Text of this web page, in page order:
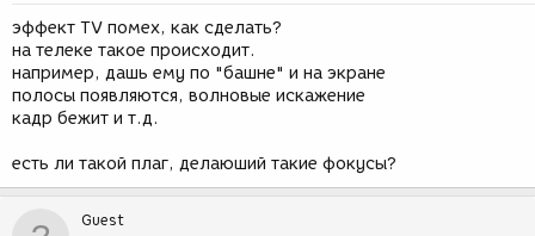
и
я
эффект TV помех, как сделать?
на телеке такое происходит.
например, дашь ему по "башне" и на экране
полосы появляются, волновые искажение
кадр бежит и т.д.
есть ли такой плаг, делаюший такие фокусы?
Guest